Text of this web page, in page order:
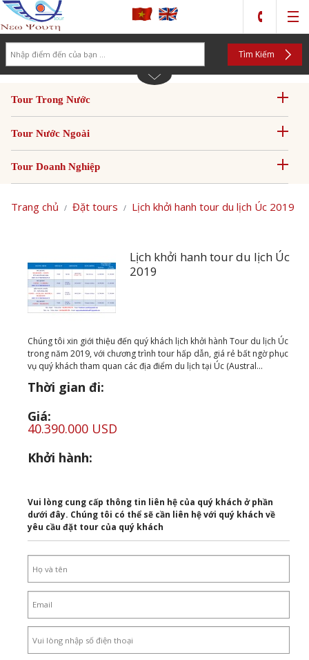
Tìm Kiếm
Tour Trong Nước
Tour Nước Ngoài
Tour Doanh Nghiệp
Trang chủ Đặt tours Lịch khởi hanh tour du lịch Úc 2019
Lịch khởi hanh tour du lịch Úc
2019
Chúng tôi xin giới thiệu đến quý khách lịch khởi hành Tour du lịch Úc
trong năm 2019, với chương trình tour hấp dẫn, giá rẻ bất ngờ phục
vụ quý khách tham quan các địa điểm du lịch tại Úc (Austral...
Thời gian đi:
Giá:
40.390.000 USD
Khởi hành:
Vui lòng cung cấp thông tin liên hệ của quý khách ở phần
dưới đây. Chúng tôi có thể sẽ cần liên hệ với quý khách về
yêu cầu đặt tour của quý khách